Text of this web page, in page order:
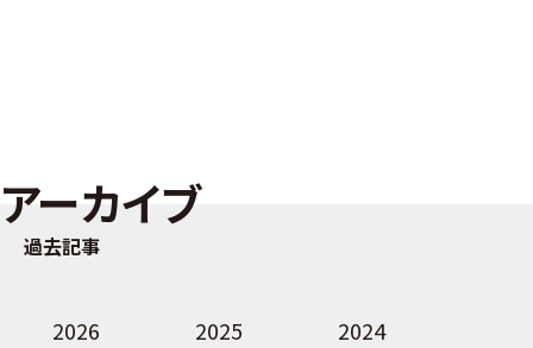
アーカイブ
過去記事
2026 2025
2024